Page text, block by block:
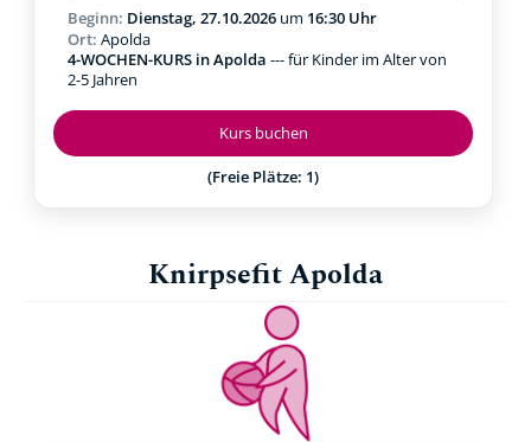
Kurs buchen
(Freie Plätze: 1)
Beginn: Dienstag, 27.10.2026 um 16:30 Uhr
Ort: Apolda
4-WOCHEN-KURS in Apolda --- für Kinder im Alter von
2-5 Jahren
Knirpsefit Apolda